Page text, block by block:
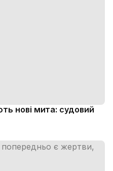
нові мита: судовий